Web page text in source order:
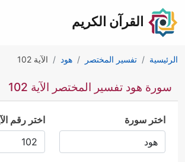
القرآن الكريم
الرئيسية تفسير المختصر هود الآية 102
سورة هود تفسير المختصر الآية 102
اختر سورة اختر رقم